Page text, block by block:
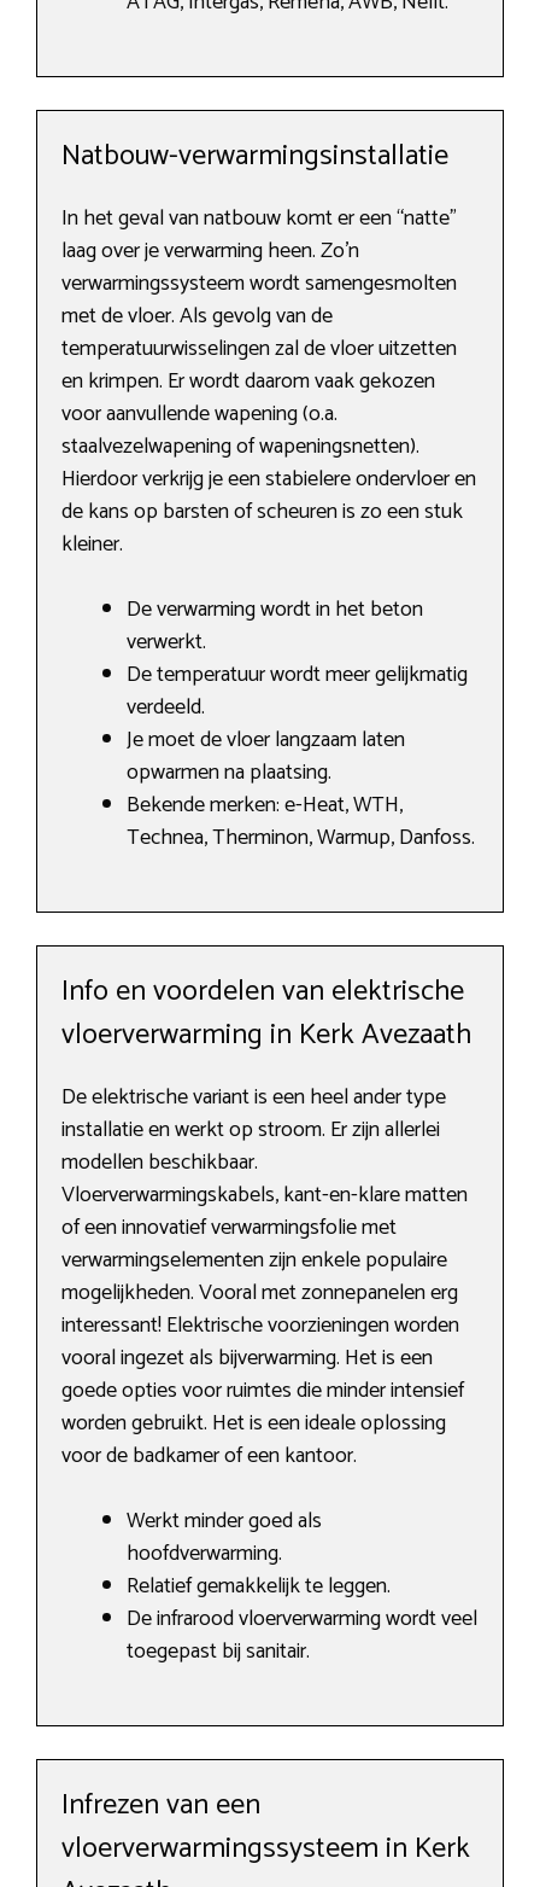
Natbouw-verwarmingsinstallatie
In het geval van natbouw komt er een “natte”
laag over je verwarming heen. Zo’n
verwarmingssysteem wordt samengesmolten
met de vloer. Als gevolg van de
temperatuurwisselingen zal de vloer uitzetten
en krimpen. Er wordt daarom vaak gekozen
voor aanvullende wapening (o.a.
staalvezelwapening of wapeningsnetten).
Hierdoor verkrijg je een stabielere ondervloer en
de kans op barsten of scheuren is zo een stuk
kleiner.
De verwarming wordt in het beton
verwerkt.
De temperatuur wordt meer gelijkmatig
verdeeld.
Je moet de vloer langzaam laten
opwarmen na plaatsing.
Bekende merken: e-Heat, WTH,
Technea, Therminon, Warmup, Danfoss.
Info en voordelen van elektrische
vloerverwarming in Kerk Avezaath
De elektrische variant is een heel ander type
installatie en werkt op stroom. Er zijn allerlei
modellen beschikbaar.
Vloerverwarmingskabels, kant-en-klare matten
of een innovatief verwarmingsfolie met
verwarmingselementen zijn enkele populaire
mogelijkheden. Vooral met zonnepanelen erg
interessant! Elektrische voorzieningen worden
vooral ingezet als bijverwarming. Het is een
goede opties voor ruimtes die minder intensief
worden gebruikt. Het is een ideale oplossing
voor de badkamer of een kantoor.
Werkt minder goed als
hoofdverwarming.
Relatief gemakkelijk te leggen.
De infrarood vloerverwarming wordt veel
toegepast bij sanitair.
Infrezen van een
vloerverwarmingssysteem in Kerk